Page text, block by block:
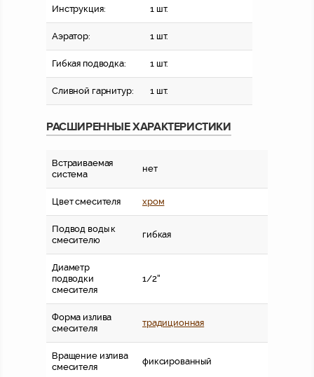
Инструкция: 1 шт.
Аэратор: 1 шт.
Гибкая подводка: 1 шт.
Сливной гарнитур: 1 шт.
РАСШИРЕННЫЕ ХАРАКТЕРИСТИКИ
Встраиваемая
система
нет
Цвет смесителя хром
Подвод воды к
смесителю
гибкая
Диаметр
подводки
смесителя
1/2''
Форма излива
смесителя
традиционная
Вращение излива
смесителя
фиксированный